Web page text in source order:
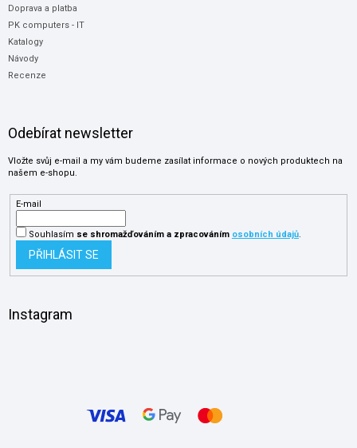
Doprava a platba
PK computers - IT
Katalogy
Návody
Recenze
Odebírat newsletter
Vložte svůj e-mail a my vám budeme zasílat informace o nových produktech na
našem e-shopu.
E-mail
Souhlasím se shromažďováníma zpracováním osobních údajů.
PŘIHLÁSIT SE
Instagram